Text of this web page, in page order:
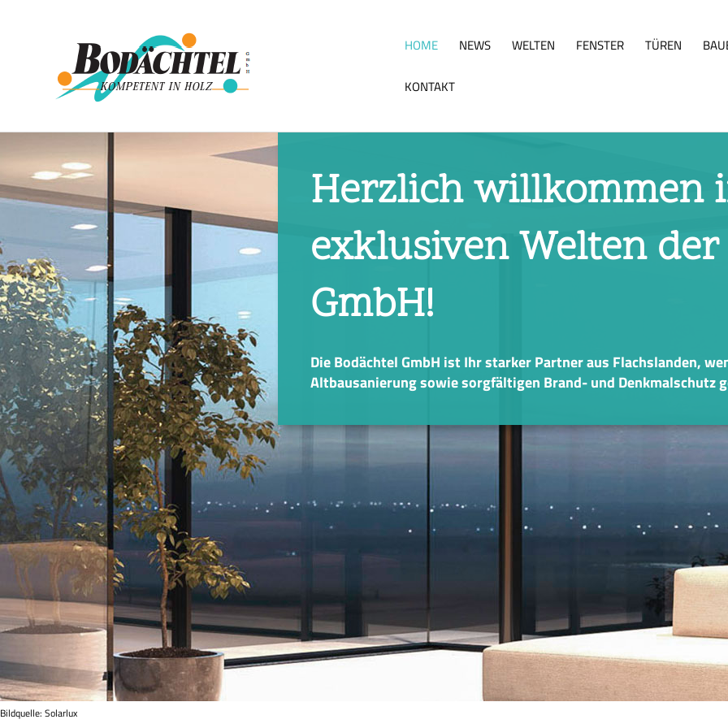
HOME NEWS WELTEN FENSTER TÜREN
KONTAKT
Herzlich willkommen
exklusiven Welten
GmbH!
Die Bodächtel GmbH ist Ihr starker Partner aus Flachslanden,
Altbausanierung sowie sorgfältigen Brand- und Denkmalschutz
Bildquelle: Solarlux